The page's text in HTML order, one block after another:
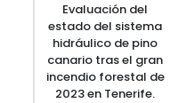
Evaluación del
estado del sistema
hidráulico de pino
canario tras el gran
incendio forestal de
2023 en Tenerife.